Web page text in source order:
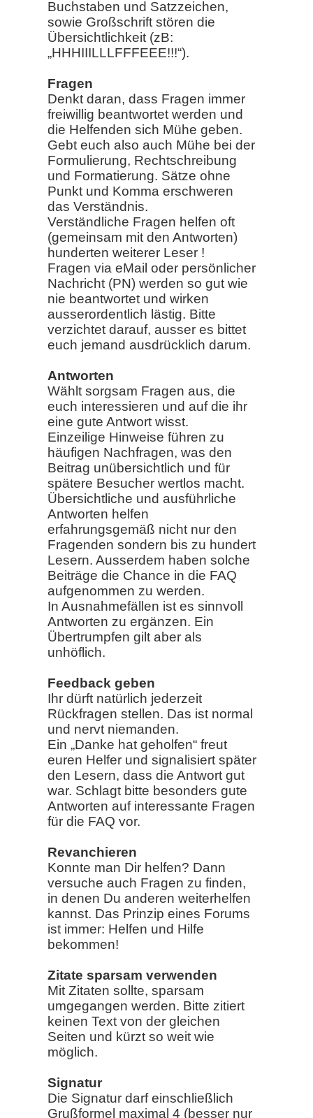
Buchstaben und Satzzeichen,
sowie Großschrift stören die
Übersichtlichkeit (zB:
„HHHIIILLLFFFEEE!!!“).
Fragen
Denkt daran, dass Fragen immer
freiwillig beantwortet werden und
die Helfenden sich Mühe geben.
Gebt euch also auch Mühe bei der
Formulierung, Rechtschreibung
und Formatierung. Sätze ohne
Punkt und Komma erschweren
das Verständnis.
Verständliche Fragen helfen oft
(gemeinsam mit den Antworten)
hunderten weiterer Leser !
Fragen via eMail oder persönlicher
Nachricht (PN) werden so gut wie
nie beantwortet und wirken
ausserordentlich lästig. Bitte
verzichtet darauf, ausser es bittet
euch jemand ausdrücklich darum.
Antworten
Wählt sorgsam Fragen aus, die
euch interessieren und auf die ihr
eine gute Antwort wisst.
Einzeilige Hinweise führen zu
häufigen Nachfragen, was den
Beitrag unübersichtlich und für
spätere Besucher wertlos macht.
Übersichtliche und ausführliche
Antworten helfen
erfahrungsgemäß nicht nur den
Fragenden sondern bis zu hundert
Lesern. Ausserdem haben solche
Beiträge die Chance in die FAQ
aufgenommen zu werden.
In Ausnahmefällen ist es sinnvoll
Antworten zu ergänzen. Ein
Übertrumpfen gilt aber als
unhöflich.
Feedback geben
Ihr dürft natürlich jederzeit
Rückfragen stellen. Das ist normal
und nervt niemanden.
Ein „Danke hat geholfen“ freut
euren Helfer und signalisiert später
den Lesern, dass die Antwort gut
war. Schlagt bitte besonders gute
Antworten auf interessante Fragen
für die FAQ vor.
Revanchieren
Konnte man Dir helfen? Dann
versuche auch Fragen zu finden,
in denen Du anderen weiterhelfen
kannst. Das Prinzip eines Forums
ist immer: Helfen und Hilfe
bekommen!
Zitate sparsam verwenden
Mit Zitaten sollte, sparsam
umgegangen werden. Bitte zitiert
keinen Text von der gleichen
Seiten und kürzt so weit wie
möglich.
Signatur
Die Signatur darf einschließlich
Grußformel maximal 4 (besser nur